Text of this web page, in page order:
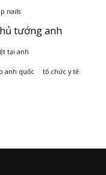
nails
tướng anh
tại anh
anh quốc tổ chức y tế